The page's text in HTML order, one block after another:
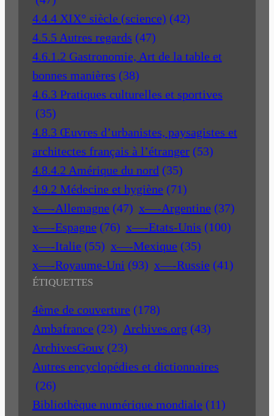
4.4.4 XIX° siècle (science) (42)
4.5.5 Autres regards (47)
4.6.1.2 Gastronomie, Art de la table et
bonnes manières (38)
4.6.3 Pratiques culturelles et sportives
(35)
4.8.3 Œuvres d’urbanistes, paysagistes et
architectes français à l’étranger (53)
4.8.4.2 Amérique du nord (35)
4.9.2 Médecine et hygiène (71)
x—-Allemagne (47) x—-Argentine (37)
x—-Espagne (76) x—-Etats-Unis (100)
x—-Italie (55) x—-Mexique (35)
x—-Royaume-Uni (93) x—-Russie (41)
ÉTIQUETTES
4ème de couverture (178)
Ambafrance (23) Archives.org (43)
ArchivesGouv (23)
Autres encyclopédies et dictionnaires
(26)
Bibliothèque numérique mondiale (11)